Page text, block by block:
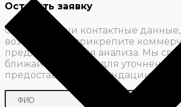
Оставить заявку
Оставьте ваши контактные
возможности прикрепите
предложение для анализа. Мы
ближайшее время для уточнения
предоставим рекомендации.